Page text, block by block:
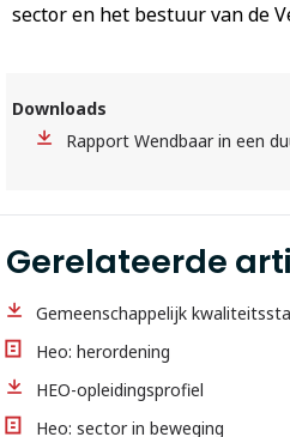
sector en het bestuur van de
Downloads
Rapport Wendbaar in een
Gerelateerde
Gemeenschappelijk
Heo: herordening
HEO-opleidingsprofiel
Heo: sector in beweging